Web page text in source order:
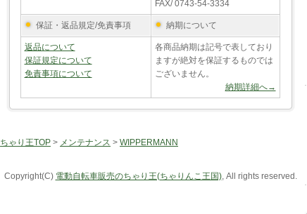
FAX/ 0743-54-3334
保証・返品規定/免責事項 納期について
返品について
保証規定について
免責事項について
各商品納期は記号で表しており
ますが絶対を保証するものでは
ございません。
納期詳細へ→
ちゃり王TOP > メンテナンス > WIPPERMANN
Copyright(C) 電動自転車販売のちゃり王(ちゃりんこ王国), All rights reserved.